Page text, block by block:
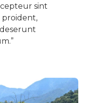
sint
proident,